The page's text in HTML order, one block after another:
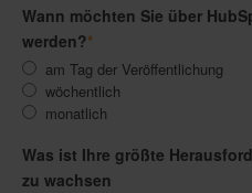
Wann möchten Sie über
werden?*
am Tag der Veröffentlichung
wöchentlich
monatlich
Was ist Ihre größte
zu wachsen